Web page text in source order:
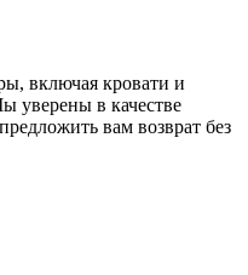
включая кровати и
уверены в качестве
вам возврат без